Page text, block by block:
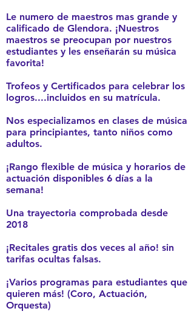
Le numero de maestros mas grande y
calificado de Glendora. ¡Nuestros
maestros se preocupan por nuestros
estudiantes y les enseñarán su música
favorita!
Trofeos y Certificados para celebrar los
logros....incluidos en su matrícula.
Nos especializamos en clases de música
para principiantes, tanto niños como
adultos.
¡Rango flexible de música y horarios de
actuación disponibles 6 días a la
semana!
Una trayectoria comprobada desde
2018
¡Recitales gratis dos veces al año! sin
tarifas ocultas falsas.
¡Varios programas para estudiantes que
quieren más! (Coro, Actuación,
Orquesta)